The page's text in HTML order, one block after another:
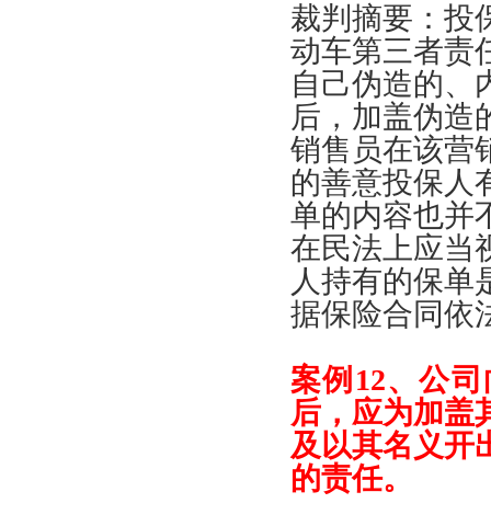
裁判摘要 ： 投
动车第三者责
自己伪造的、
后 ， 加盖伪造
销售员在该营
的善意投保人
单的内容也并
在民法上应当
人持有的保单
据保险合同依
案例 12、公司
后 ， 应为加盖
及以其名义开
的责任。